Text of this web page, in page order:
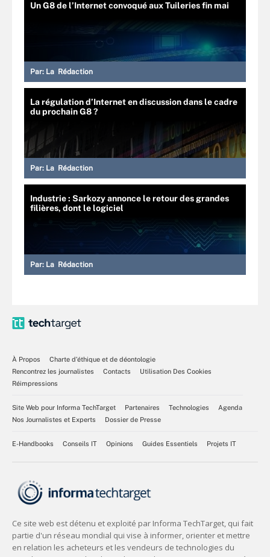
Un G8 de l’Internet convoqué aux Tuileries fin mai
Par: La Rédaction
La régulation d’Internet en discussion dans le cadre
du prochain G8 ?
Par: La Rédaction
Industrie : Sarkozy annonce le retour des grandes
filières, dont le logiciel
Par: La Rédaction
À Propos
Charte d’éthique et de déontologie
Rencontrez les journalistes
Contacts
Utilisation Des Cookies
Réimpressions
Site Web pour Informa TechTarget Partenaires Technologies
Agenda
Nos Journalistes et Experts
Dossier de Presse
E-Handbooks Conseils IT Opinions Guides Essentiels Projets IT